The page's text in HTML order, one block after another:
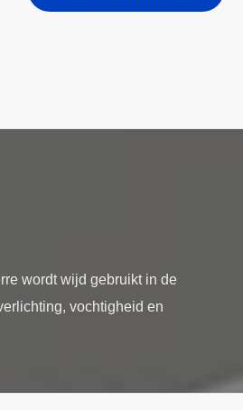
wordt wijd gebruikt in de
vochtigheid en